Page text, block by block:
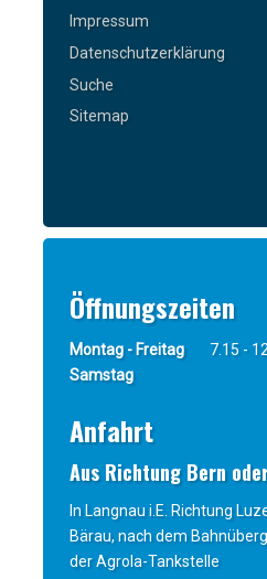
Impressum
Datenschutzerklärung
Suche
Sitemap
Öffnungszeiten
Montag - Freitag
7.15 -
Samstag
Anfahrt
Aus Richtung Bern
In Langnau i.E. Richtung
Bärau, nach dem
der Agrola-Tankstelle